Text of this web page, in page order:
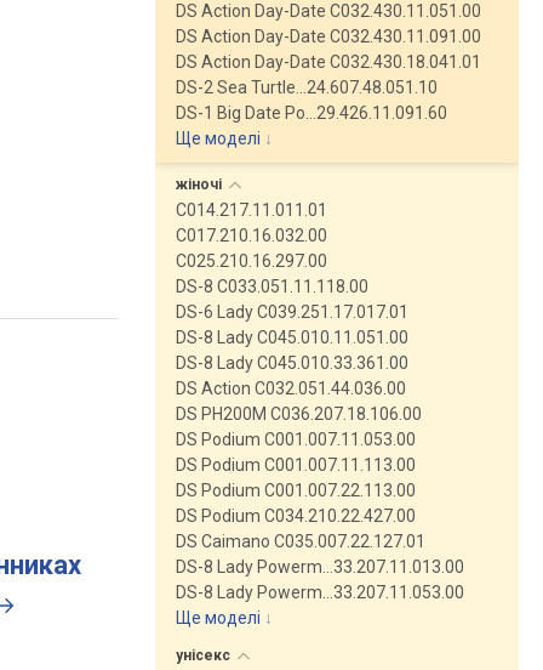
DS Action Day-Date C032.430.11.051.00
DS Action Day-Date C032.430.11.091.00
DS Action Day-Date C032.430.18.041.01
DS-2 Sea Turtle…24.607.48.051.10
DS-1 Big Date Po…29.426.11.091.60
Ще моделі ↓
жіночі
C014.217.11.011.01
C017.210.16.032.00
C025.210.16.297.00
DS-8 C033.051.11.118.00
DS-6 Lady C039.251.17.017.01
DS-8 Lady C045.010.11.051.00
DS-8 Lady C045.010.33.361.00
DS Action C032.051.44.036.00
DS PH200M C036.207.18.106.00
DS Podium C001.007.11.053.00
DS Podium C001.007.11.113.00
DS Podium C001.007.22.113.00
DS Podium C034.210.22.427.00
DS Caimano C035.007.22.127.01
DS-8 Lady Powerm…33.207.11.013.00
DS-8 Lady Powerm…33.207.11.053.00
Ще моделі ↓
унісекс